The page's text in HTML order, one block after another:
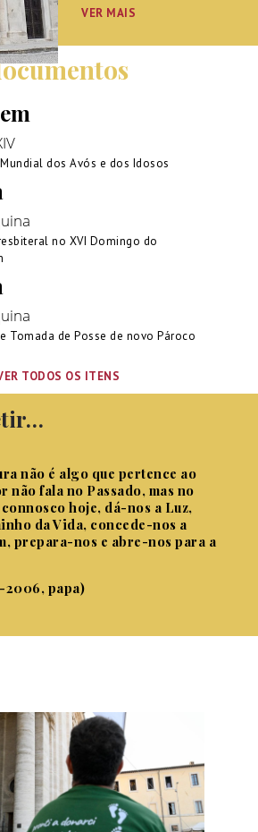
VER MAIS
dos Avós e dos Idosos
no XVI Domingo do
Tomada de Posse de novo Pároco
TODOS OS ITENS
não é algo que pertence ao
não fala no Passado, mas no
hoje, dá-nos a Luz,
da Vida, concede-nos a
prepara-nos e abre-nos para a
2006, papa)